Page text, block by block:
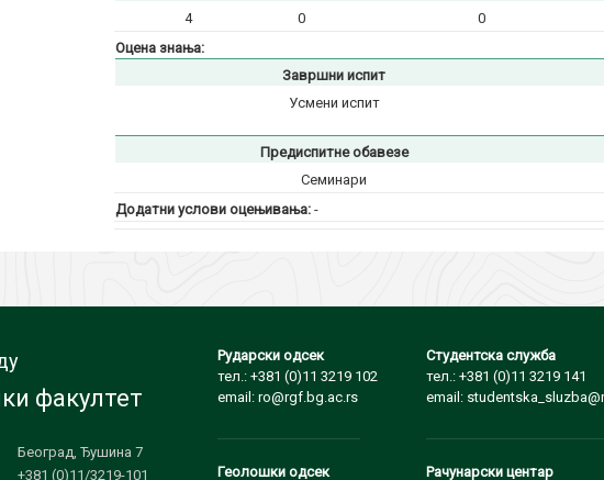
4
0 0
Оцена знања:
Завршни испит
Усмени испит
Предиспитне обавезе
Семинари
Додатни услови оцењивања:-
факултет
Београд, Ђушина 7
+381 (0)11/3219-101
Рударски одсек
тел.: +381 (0)11 3219 102
email: ro@rgf.bg.ac.rs
Геолошки одсек
Студентска служба
тел.: +381 (0)11 3219 141
email:
Рачунарски центар